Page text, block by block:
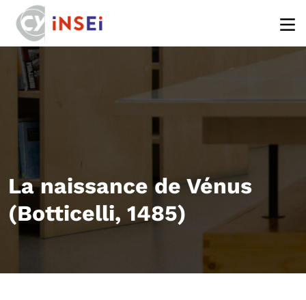
La naissance de Vénus
(Botticelli, 1485)